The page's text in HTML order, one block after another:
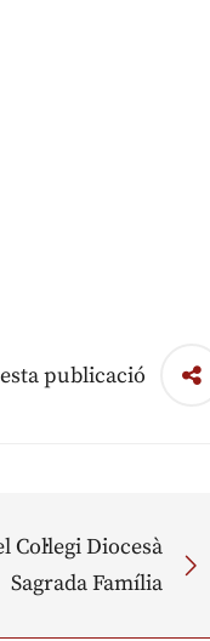
publicació
Col·legi Diocesà
Sagrada Família